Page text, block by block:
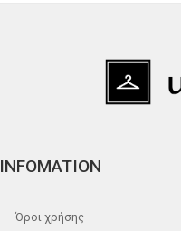
INFOMATION
Όροι χρήσης